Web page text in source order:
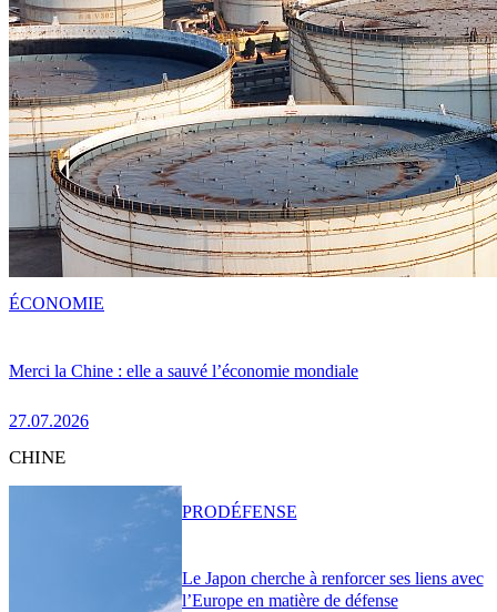
Merci la Chine : elle a sauvé l’économie mondiale
27.07.2026
ÉCONOMIE
CHINE
Le Japon cherche à renforcer ses liens avec
l’Europe en matière de défense
PRODÉFENSE